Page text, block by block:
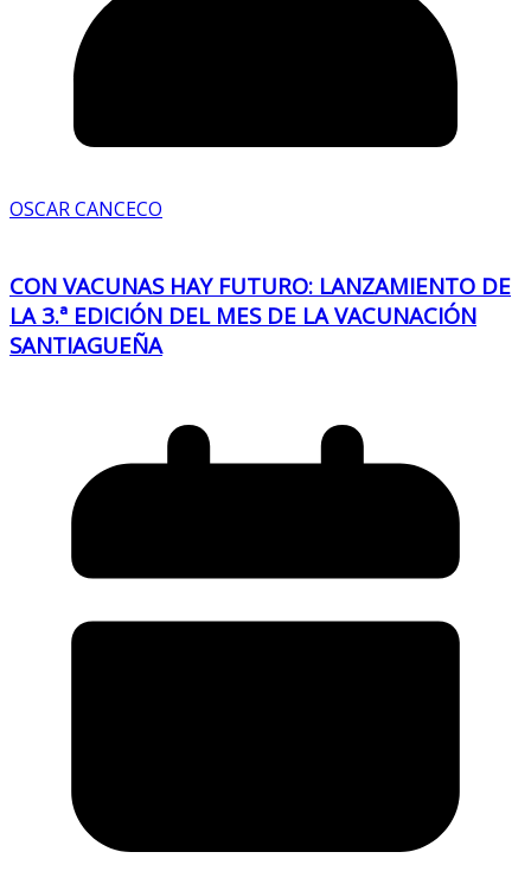
OSCAR CANCECO
CON VACUNAS HAY FUTURO: LANZAMIENTO DE
LA 3.ª EDICIÓN DEL MES DE LA VACUNACIÓN
SANTIAGUEÑA